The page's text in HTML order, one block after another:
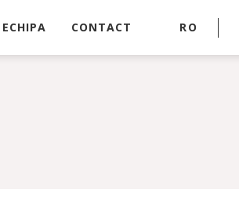
ECHIPA CONTACT